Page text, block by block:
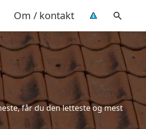
Om / kontakt
får du den letteste og mest